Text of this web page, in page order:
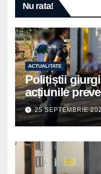
Nu rata!
ACTUALITATE
Polițiștii
acțiunile
25 SEPTEMBRIE